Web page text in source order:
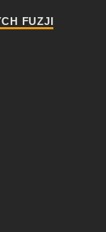
FUZJI